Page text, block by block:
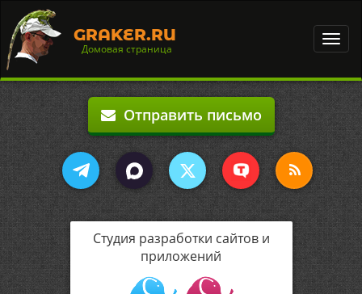
GRAKER.RU
Домовая страница
Отправить письмо
Студия разработки сайтов и
приложений